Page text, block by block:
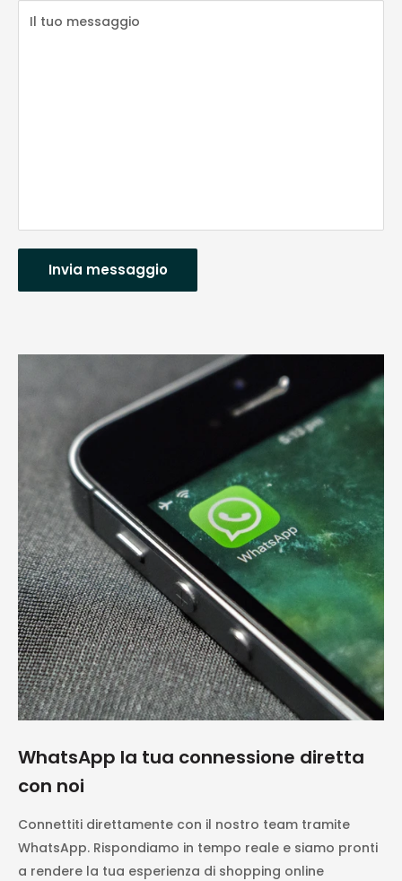
Il tuo messaggio
Invia messaggio
WhatsApp la tua connessione diretta
con noi
Connettiti direttamente con il nostro team tramite
WhatsApp. Rispondiamo in tempo reale e siamo pronti
a rendere la tua esperienza di shopping online